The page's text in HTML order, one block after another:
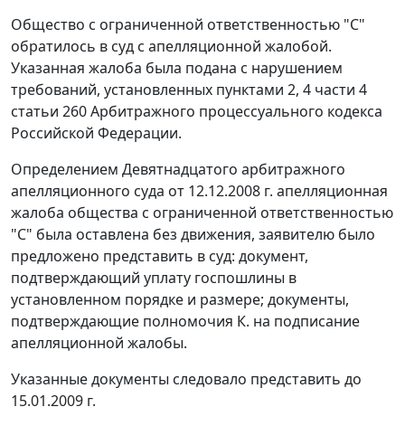
Общество с ограниченной ответственностью "С"
обратилось в суд с апелляционной жалобой.
Указанная жалоба была подана с нарушением
требований, установленных пунктами 2, 4 части 4
статьи 260Арбитражного процессуального кодекса
Российской Федерации.
Определением Девятнадцатого арбитражного
апелляционного суда от 12.12.2008 г. апелляционная
жалоба общества с ограниченной ответственностью
"С" была оставлена без движения, заявителю было
предложено представить в суд: документ,
подтверждающий уплату госпошлины в
установленном порядке и размере; документы,
подтверждающие полномочия К. на подписание
апелляционной жалобы.
Указанные документы следовало представить до
15.01.2009 г.